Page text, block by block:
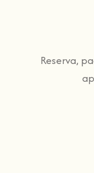
Reserva,